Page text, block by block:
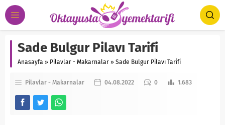
Sade Bulgur Pilavı Tarifi
Anasayfa » Pilavlar - Makarnalar » Sade Bulgur Pilavı Tarifi
Pilavlar - Makarnalar 04.08.2022 0 1.683